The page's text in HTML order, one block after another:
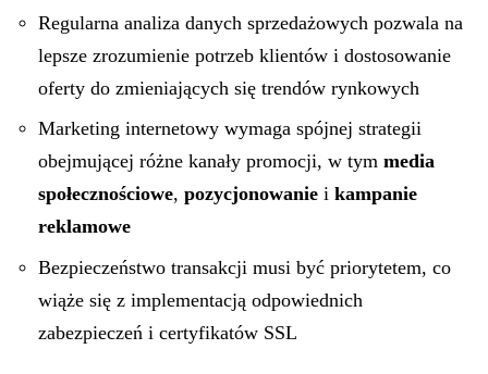
Regularna analiza danych sprzedażowych pozwala na
lepsze zrozumienie potrzeb klientów i dostosowanie
oferty do zmieniających się trendów rynkowych
Marketing internetowy wymaga spójnej strategii
obejmującej różne kanały promocji, w tym media
społecznościowe, pozycjonowanie i kampanie
reklamowe
Bezpieczeństwo transakcji musi być priorytetem, co
wiąże się z implementacją odpowiednich
zabezpieczeń i certyfikatów SSL